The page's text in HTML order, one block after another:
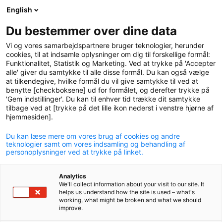
logo
circle
You are experiencing long-
term effects after e.g. a
concussion
Help is available if you are struggling with long-term
effects after for example a concussion or COVID-19. As
a member of P+ you may be offered a programme
that helps you return to work and everyday life.
English
Du bestemmer over dine data
Vi og vores samarbejdspartnere bruger teknologier, herunder
cookies, til at indsamle oplysninger om dig til forskellige formål:
Funktionalitet, Statistik og Marketing. Ved at trykke på 'Accepter
alle' giver du samtykke til alle disse formål. Du kan også vælge
at tilkendegive, hvilke formål du vil give samtykke til ved at
benytte [checkboksene] ud for formålet, og derefter trykke på
'Gem indstillinger'. Du kan til enhver tid trække dit samtykke
tilbage ved at [trykke på det lille ikon nederst i venstre hjørne af
hjemmesiden].
Du kan læse mere om vores brug af cookies og andre
teknologier samt om vores indsamling og behandling af
personoplysninger ved at trykke på linket.
Analytics
We'll collect information about your visit to our site. It
helps us understand how the site is used – what's
working, what might be broken and what we should
improve.